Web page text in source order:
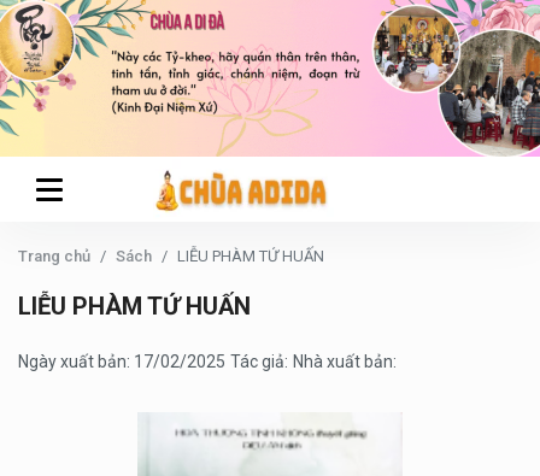
Trang chủ Sách LIỄU PHÀM TỨ HUẤN
LIỄU PHÀM TỨ HUẤN
Ngày xuất bản: 17/02/2025 Tác giả: Nhà xuất bản: